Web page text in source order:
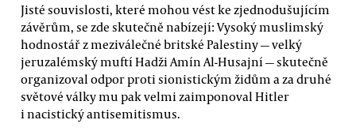
Jisté souvislosti, které mohou vést ke zjednodušujícím
závěrům, se zde skutečně nabízejí: Vysoký muslimský
hodnostář z meziválečné britské Palestiny — velký
jeruzalémský muftí Hadži Amín Al-Husajní — skutečně
organizoval odpor proti sionistickým židům a za druhé
světové války mu pak velmi zaimponoval Hitler
i nacistický antisemitismus.